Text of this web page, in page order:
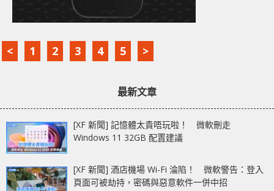
< 1 2 3 4 5 >
最新文章
[XF 新聞] 記憶體太貴唔玩啦！ 微軟刪走
Windows 11 32GB 配置建議
[XF 新聞] 酒店機場 Wi-Fi 淪陷！ 微軟警告：登入
頁面可被劫持，密碼與惡意軟件一併中招